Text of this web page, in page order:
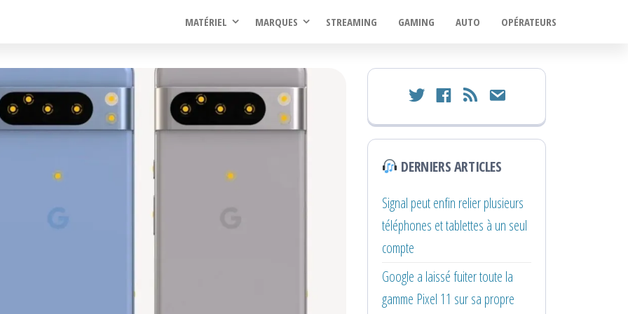
MATÉRIEL MARQUES STREAMING GAMING AUTO OPÉRATEURS
twitter facebook
rss email
DERNIERS ARTICLES
Signal peut enfin relier plusieurs
téléphones et tablettes à un seul
compte
Google a laissé fuiter toute la
gamme Pixel 11 sur sa propre